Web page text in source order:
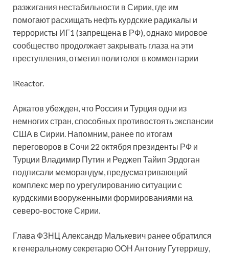
разжигания нестабильности в Сирии, где им
помогают расхищать нефть курдские радикалы и
террористы ИГ1 (запрещена в РФ), однако мировое
сообщество продолжает закрывать глаза на эти
преступления, отметил политолог в комментарии
iReactor.
Аркатов убежден, что Россия и Турция одни из
немногих стран, способных противостоять экспансии
США в Сирии. Напомним, ранее по итогам
переговоров в Сочи 22 октября президенты РФ и
Турции Владимир Путин и Реджеп Тайип Эрдоган
подписали меморандум, предусматривающий
комплекс мер по урегулированию ситуации с
курдскими вооруженными формированиями на
северо-востоке Сирии.
Глава ФЗНЦ Александр Малькевич ранее обратился
к генеральному секретарю ООН Антониу Гутерришу,